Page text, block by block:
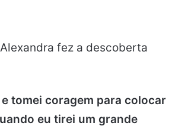
fez a descoberta
tomei coragem para colocar
eu tirei um grande